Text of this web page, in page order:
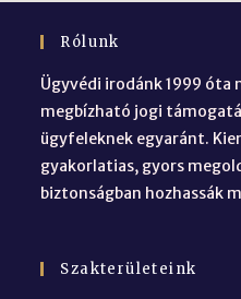
Rólunk
Ügyvédi irodánk 1999 óta
megbízható jogi
ügyfeleknek egyaránt.
gyakorlatias, gyors
biztonságban hozhassák
Szakterületeink